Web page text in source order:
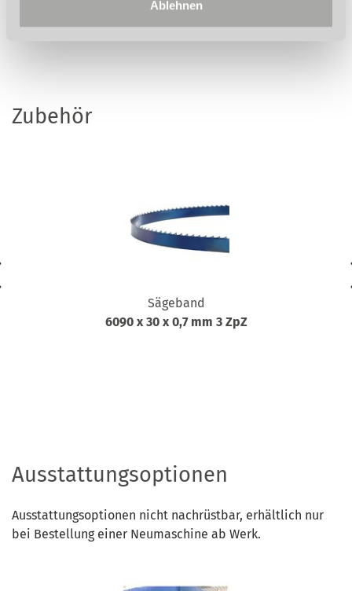
Ablehnen
Zubehör
Sägeband
6090 x 30 x 0,7 mm 3 ZpZ
Ausstattungsoptionen
Ausstattungsoptionen nicht nachrüstbar, erhältlich nur
bei Bestellung einer Neumaschine ab Werk.